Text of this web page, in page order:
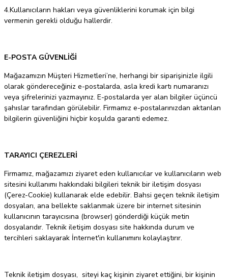
4.Kullanıcıların hakları veya güvenliklerini korumak için bilgi
vermenin gerekli olduğu hallerdir.
E-POSTA GÜVENLİĞİ
Mağazamızın Müşteri Hizmetleri’ne, herhangi bir siparişinizle ilgili
olarak göndereceğiniz e-postalarda, asla kredi kartı numaranızı
veya şifrelerinizi yazmayınız. E-postalarda yer alan bilgiler üçüncü
şahıslar tarafından görülebilir. Firmamız e-postalarınızdan aktarılan
bilgilerin güvenliğini hiçbir koşulda garanti edemez.
TARAYICI ÇEREZLERİ
Firmamız, mağazamızı ziyaret eden kullanıcılar ve kullanıcıların web
sitesini kullanımı hakkındaki bilgileri teknik bir iletişim dosyası
(Çerez-Cookie) kullanarak elde edebilir. Bahsi geçen teknik iletişim
dosyaları, ana bellekte saklanmak üzere bir internet sitesinin
kullanıcının tarayıcısına (browser) gönderdiği küçük metin
dosyalarıdır. Teknik iletişim dosyası site hakkında durum ve
tercihleri saklayarak İnternet'in kullanımını kolaylaştırır.
Teknik iletişim dosyası, siteyi kaç kişinin ziyaret ettiğini, bir kişinin